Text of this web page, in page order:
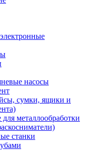
насосы
сумки, ящики и
металлообработки
станки